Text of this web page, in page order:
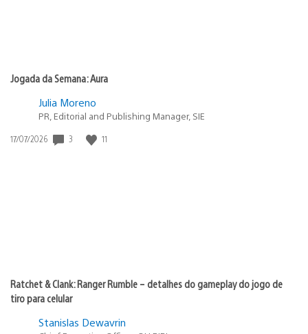
Jogada da Semana: Aura
Julia Moreno
PR, Editorial and Publishing Manager, SIE
Data
17/07/2026 3 11
Ratchet & Clank: Ranger Rumble – detalhes do gameplay do jogo de
tiro para celular
Stanislas Dewavrin